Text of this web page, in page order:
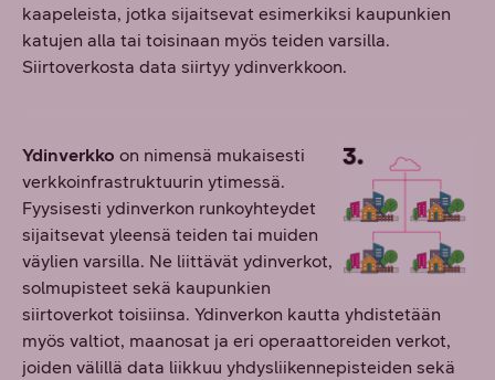
kaapeleista, jotka sijaitsevat esimerkiksi kaupunkien
katujen alla tai toisinaan myös teiden varsilla.
Siirtoverkosta data siirtyy ydinverkkoon.
Ydinverkko on nimensä mukaisesti
verkkoinfrastruktuurin ytimessä.
Fyysisesti ydinverkon runkoyhteydet
sijaitsevat yleensä teiden tai muiden
väylien varsilla. Ne liittävät ydinverkot,
solmupisteet sekä kaupunkien
siirtoverkot toisiinsa. Ydinverkon kautta yhdistetään
myös valtiot, maanosat ja eri operaattoreiden verkot,
joiden välillä data liikkuu yhdysliikennepisteiden sekä